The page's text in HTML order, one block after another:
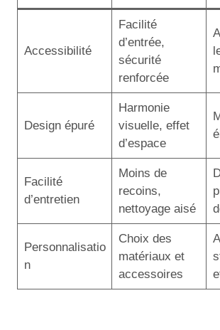
Accessibilité
Facilité
d’entrée,
sécurité
renforcée
Design épuré
Harmonie
visuelle, effet
d’espace
Facilité
d’entretien
Moins de
recoins,
nettoyage aisé
Personnalisatio
n
Choix des
matériaux et
accessoires